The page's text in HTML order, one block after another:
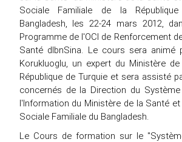
Sociale Familiale de la
Bangladesh, les 22-24 mars 2012,
Programme de l'OCI de Renforcement
Santé dIbnSina. Le cours sera animé
Korukluoglu, un expert du Ministère
République de Turquie et sera assisté
concernés de la Direction du
l'Information du Ministère de la Santé et
Sociale Familiale du Bangladesh.
Le Cours de formation sur le